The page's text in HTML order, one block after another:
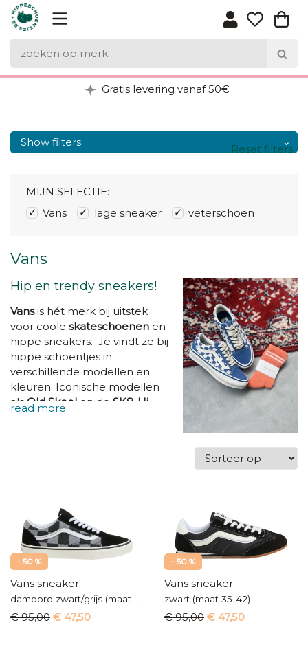
Gratis levering vanaf 50€
Show filters
Vans
Hip en trendy sneakers!
Vansis hét merk bij uitstek
voor coole skateschoenen en
hippe sneakers. Je vindt ze bij
hippe schoentjes in
verschillende modellen en
kleuren. Iconische modellen
als Old Skool en de SK8-Hi
Basketters. Maar ook de
maat 35 tot 42!
MIJN SELECTIE:
Vans
lage sneaker veterschoen
Reset filters
- 50 %
Vans sneaker
€ 95,00 € 47,50
- 50 %
Vans sneaker
zwart (maat 35-42)
€ 95,00 € 47,50